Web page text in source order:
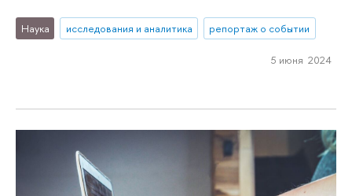
Наука исследования и аналитика репортаж о событии
5 июня 2024